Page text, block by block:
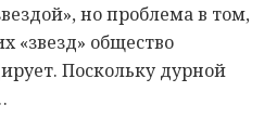
но проблема в том,
«звезд» общество
Поскольку дурной